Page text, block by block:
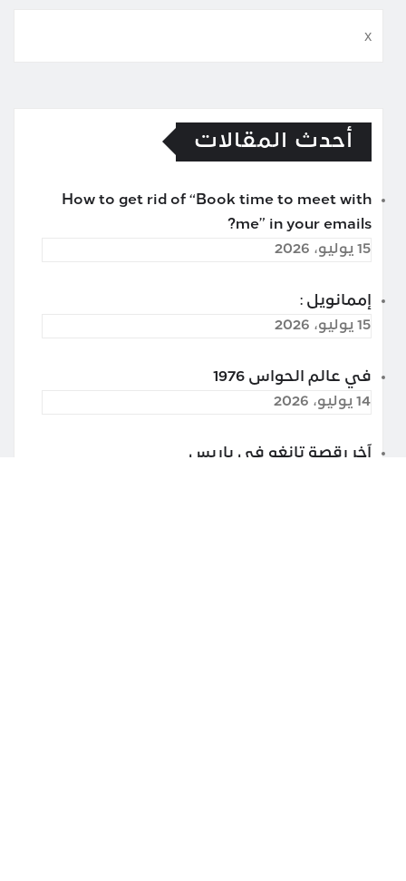
x
أحدث المقالات
How to get rid of “Book time to meet with
me” in your emails?
15 يوليو، 2026
إممانويل :
15 يوليو، 2026
في عالم الحواس 1976
14 يوليو، 2026
آخر رقصة تانغو في باريس